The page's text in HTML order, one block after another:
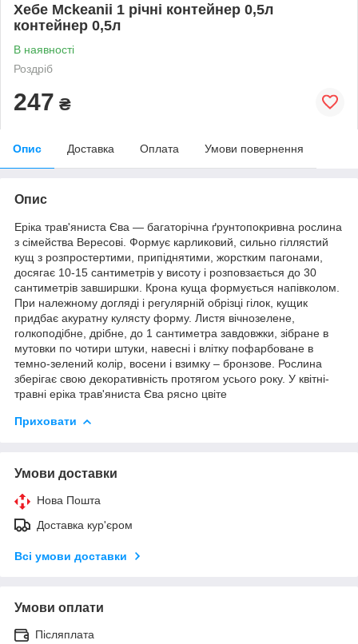
Хебе Mckeanii 1 річні контейнер 0,5л
контейнер 0,5л
В наявності
Роздріб
247 ₴
Опис Доставка Оплата Умови повернення
Опис
Еріка трав'яниста Єва — багаторічна ґрунтопокривна рослина
з сімейства Вересові. Формує карликовий, сильно гіллястий
кущ з розпростертими, припіднятими, жорстким пагонами,
досягає 10-15 сантиметрів у висоту і розповзається до 30
сантиметрів завширшки. Крона куща формується напівколом.
При належному догляді і регулярній обрізці гілок, кущик
придбає акуратну кулясту форму. Листя вічнозелене,
голкоподібне, дрібне, до 1 сантиметра завдовжки, зібране в
мутовки по чотири штуки, навесні і влітку пофарбоване в
темно-зелений колір, восени і взимку – бронзове. Рослина
зберігає свою декоративність протягом усього року. У квітні-
травні еріка трав'яниста Єва рясно цвіте
Приховати
Умови доставки
Нова Пошта
Доставка кур'єром
Всі умови доставки
Умови оплати
Післяплата